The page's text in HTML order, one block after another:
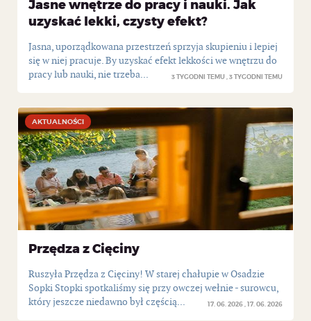
Jasne wnętrze do pracy i nauki. Jak
uzyskać lekki, czysty efekt?
3 TYGODNI TEMU 3 TYGODNI TEMU
Jasna, uporządkowana przestrzeń sprzyja skupieniu i lepiej
się w niej pracuje. By uzyskać efekt lekkości we wnętrzu do
pracy lub nauki, nie trzeba...
Przędza z Cięciny
AKTUALNOŚCI
17. 06. 2026 17. 06. 2026
Ruszyła Przędza z Cięciny! W starej chałupie w Osadzie
Sopki Stopki spotkaliśmy się przy owczej wełnie - surowcu,
który jeszcze niedawno był częścią...
AKTUALNOŚCI